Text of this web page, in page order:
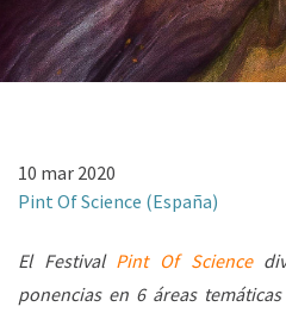
10 mar 2020
Pint Of Science (España)
El Festival Pint Of Science
ponencias en 6 áreas